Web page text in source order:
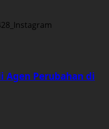
Agen Perubahan di